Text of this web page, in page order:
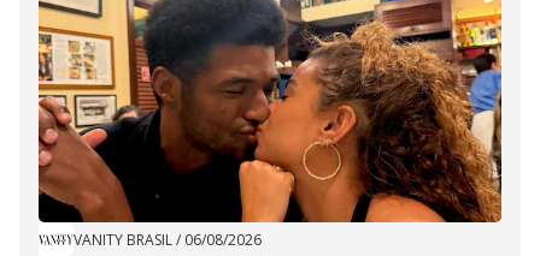
VANITY BRASIL/ 06/08/2026